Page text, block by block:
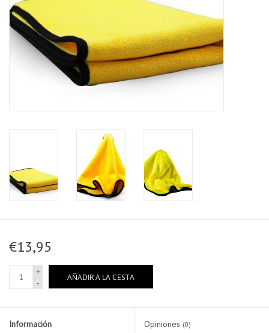
€13,95
+
-
AÑADIR A LA CESTA
Información Opiniones (0)